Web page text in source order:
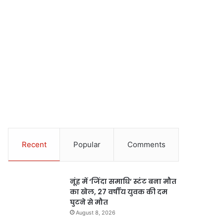
Recent Popular Comments
नूंह में ‘जिंदा समाधि’ स्टंट बना मौत
का खेल, 27 वर्षीय युवक की दम
घुटने से मौत
August 8, 2026